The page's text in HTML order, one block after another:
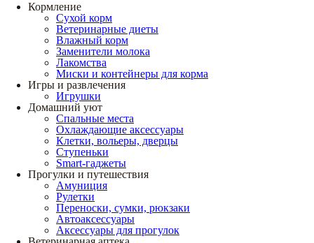
Кормление
Сухой корм
Ветеринарные диеты
Влажный корм
Заменители молока
Лакомства
Миски и контейнеры для корма
Игры и развлечения
Игрушки
Домашний уют
Спальные места
Охлаждающие аксессуары
Клетки, вольеры, дверцы
Ступеньки
Smart-гаджеты
Прогулки и путешествия
Амуниция
Рулетки
Переноски, сумки, рюкзаки
Автоаксессуары
Аксессуары для прогулок